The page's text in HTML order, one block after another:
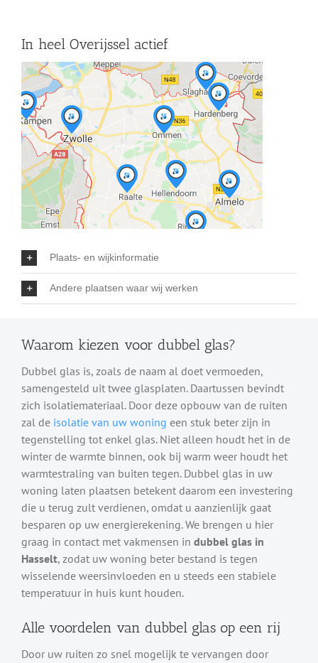
In heel Overijssel actief
Plaats- en wijkinformatie
Andere plaatsen waar wij werken
Waarom kiezen voor dubbel glas?
Dubbel glas is, zoals de naam al doet vermoeden,
samengesteld uit twee glasplaten. Daartussen bevindt
zich isolatiemateriaal. Door deze opbouw van de ruiten
zal de isolatie van uw woning een stuk beter zijn in
tegenstelling tot enkel glas. Niet alleen houdt het in de
winter de warmte binnen, ook bij warm weer houdt het
warmtestraling van buiten tegen. Dubbel glas in uw
woning laten plaatsen betekent daarom een investering
die u terug zult verdienen, omdat u aanzienlijk gaat
besparen op uw energierekening. We brengen u hier
graag in contact met vakmensen in dubbel glas in
Hasselt, zodat uw woning beter bestand is tegen
wisselende weersinvloeden en u steeds een stabiele
temperatuur in huis kunt houden.
Alle voordelen van dubbel glas op een rij
Door uw ruiten zo snel mogelijk te vervangen door